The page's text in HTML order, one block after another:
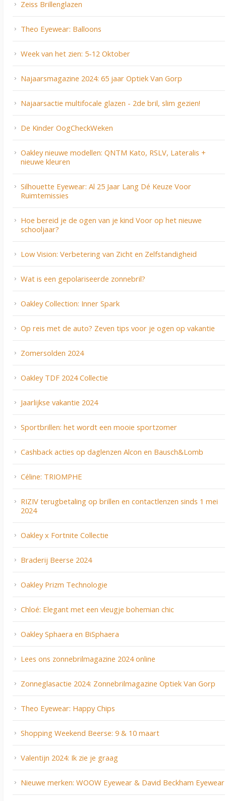
Zeiss Brillenglazen
Theo Eyewear: Balloons
Week van het zien: 5-12 Oktober
Najaarsmagazine 2024: 65 jaar Optiek Van Gorp
Najaarsactie multifocale glazen - 2de bril, slim gezien!
De Kinder OogCheckWeken
Oakley nieuwe modellen: QNTM Kato, RSLV, Lateralis +
nieuwe kleuren
Silhouette Eyewear: Al 25 Jaar Lang Dé Keuze Voor
Ruimtemissies
Hoe bereid je de ogen van je kind Voor op het nieuwe
schooljaar?
Low Vision: Verbetering van Zicht en Zelfstandigheid
Wat is een gepolariseerde zonnebril?
Oakley Collection: Inner Spark
Op reis met de auto? Zeven tips voor je ogen op vakantie
Zomersolden 2024
Oakley TDF 2024 Collectie
Jaarlijkse vakantie 2024
Sportbrillen: het wordt een mooie sportzomer
Cashback acties op daglenzen Alcon en Bausch&Lomb
Céline: TRIOMPHE
RIZIV terugbetaling op brillen en contactlenzen sinds 1 mei
2024
Oakley x Fortnite Collectie
Braderij Beerse 2024
Oakley Prizm Technologie
Chloé: Elegant met een vleugje bohemian chic
Oakley Sphaera en BiSphaera
Lees ons zonnebrilmagazine 2024 online
Zonneglasactie 2024: Zonnebrilmagazine Optiek Van Gorp
Theo Eyewear: Happy Chips
Shopping Weekend Beerse: 9 & 10 maart
Valentijn 2024: Ik zie je graag
Nieuwe merken: WOOW Eyewear & David Beckham Eyewear